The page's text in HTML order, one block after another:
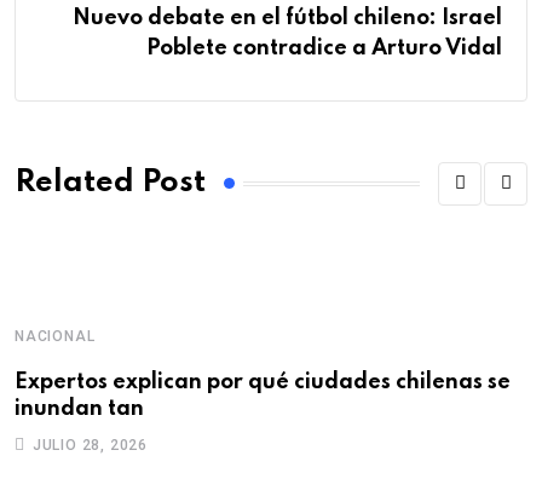
Nuevo debate en el fútbol chileno: Israel
Poblete contradice a Arturo Vidal
Related Post
NACIONAL
Expertos explican por qué ciudades chilenas se
inundan tan
JULIO 28, 2026